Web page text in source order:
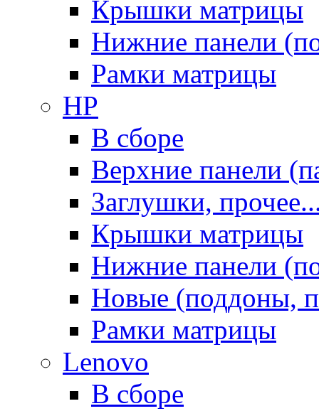
Крышки матрицы
Нижние панели
Рамки матрицы
HP
В сборе
Верхние панели
Заглушки,
Крышки матрицы
Нижние панели
Новые (поддоны,
Рамки матрицы
Lenovo
В сборе